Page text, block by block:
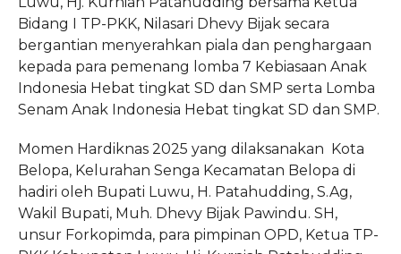
Bidang I TP-PKK, Nilasari Dhevy Bijak secara
bergantian menyerahkan piala dan penghargaan
kepada para pemenang lomba 7 Kebiasaan Anak
Indonesia Hebat tingkat SD dan SMP serta Lomba
Senam Anak Indonesia Hebat tingkat SD dan SMP.
Momen Hardiknas 2025 yang dilaksanakan Kota
Belopa, Kelurahan Senga Kecamatan Belopa di
hadiri oleh Bupati Luwu, H. Patahudding, S.Ag,
Wakil Bupati, Muh. Dhevy Bijak Pawindu. SH,
unsur Forkopimda, para pimpinan OPD, Ketua TP-